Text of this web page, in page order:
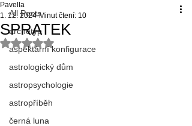
All Posts
archetyp
aspektární konfigurace
astrologický dům
astropsychologie
astropříběh
černá luna
SPRATEK
Pavella
1. 12. 2024 Minut čtení: 10
Hodnoceno NaN z 5 hvězdiček.